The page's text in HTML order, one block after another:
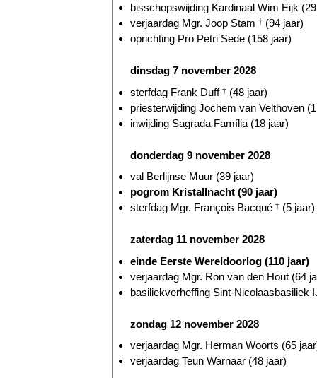
bisschopswijding Kardinaal Wim Eijk
verjaardag Mgr. Joop Stam † (94 jaar)
oprichting Pro Petri Sede (158 jaar)
dinsdag 7 november 2028
sterfdag Frank Duff † (48 jaar)
priesterwijding Jochem van Velthoven
inwijding Sagrada Família (18 jaar)
donderdag 9 november 2028
val Berlijnse Muur (39 jaar)
pogrom Kristallnacht (90 jaar)
sterfdag Mgr. François Bacqué † (5 jaar)
zaterdag 11 november 2028
einde Eerste Wereldoorlog (110 jaar)
verjaardag Mgr. Ron van den Hout (64
basiliekverheffing Sint-Nicolaasbasiliek
zondag 12 november 2028
verjaardag Mgr. Herman Woorts (65
verjaardag Teun Warnaar (48 jaar)